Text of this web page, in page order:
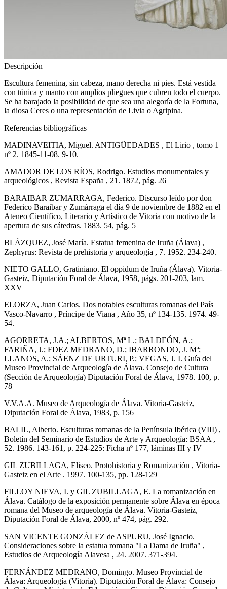
Descripción
Escultura femenina, sin cabeza, mano derecha ni pies. Está vestida
con túnica y manto con amplios pliegues que cubren todo el cuerpo.
Se ha barajado la posibilidad de que sea una alegoría de la Fortuna,
la diosa Ceres o una representación de Livia o Agripina.
Referencias bibliográficas
MADINAVEITIA, Miguel. ANTIGÜEDADES , El Lirio , tomo 1
nº 2. 1845-11-08. 9-10.
AMADOR DE LOS RÍOS, Rodrigo. Estudios monumentales y
arqueológicos , Revista España , 21. 1872, pág. 26
BARAIBAR ZUMARRAGA, Federico. Discurso leído por don
Federico Baraibar y Zumárraga el día 9 de noviembre de 1882 en el
Ateneo Científico, Literario y Artístico de Vitoria con motivo de la
apertura de sus cátedras. 1883. 54, pág. 5
BLÁZQUEZ, José María. Estatua femenina de Iruña (Álava) ,
Zephyrus: Revista de prehistoria y arqueología , 7. 1952. 234-240.
NIETO GALLO, Gratiniano. El oppidum de Iruña (Álava). Vitoria-
Gasteiz, Diputación Foral de Álava, 1958, págs. 201-203, lam.
XXV
ELORZA, Juan Carlos. Dos notables esculturas romanas del País
Vasco-Navarro , Príncipe de Viana , Año 35, nº 134-135. 1974. 49-
54.
AGORRETA, J.A.; ALBERTOS, Mª L.; BALDEÓN, A.;
FARIÑA, J.; FDEZ MEDRANO, D.; IBARRONDO, J. Mª;
LLANOS, A.; SÁENZ DE URTURI, P.; VEGAS, J. I. Guía del
Museo Provincial de Arqueología de Álava. Consejo de Cultura
(Sección de Arqueología) Diputación Foral de Álava, 1978. 100, p.
78
V.V.A.A. Museo de Arqueología de Álava. Vitoria-Gasteiz,
Diputación Foral de Álava, 1983, p. 156
BALIL, Alberto. Esculturas romanas de la Península Ibérica (VIII) ,
Boletín del Seminario de Estudios de Arte y Arqueología: BSAA ,
52. 1986. 143-161, p. 224-225: Ficha nº 177, láminas III y IV
GIL ZUBILLAGA, Eliseo. Protohistoria y Romanización , Vitoria-
Gasteiz en el Arte . 1997. 100-135, pp. 128-129
FILLOY NIEVA, I. y GIL ZUBILLAGA, E. La romanización en
Álava. Catálogo de la exposición permanente sobre Álava en época
romana del Museo de arqueología de Álava. Vitoria-Gasteiz,
Diputación Foral de Álava, 2000, nº 474, pág. 292.
SAN VICENTE GONZÁLEZ de ASPURU, José Ignacio.
Consideraciones sobre la estatua romana "La Dama de Iruña" ,
Estudios de Arqueología Alavesa , 24. 2007. 371-394.
FERNÁNDEZ MEDRANO, Domingo. Museo Provincial de
Álava: Arqueología (Vitoria). Diputación Foral de Álava: Consejo